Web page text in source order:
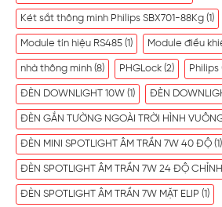
Két sắt thông minh Philips SBX701-88Kg (1)
Module tín hiệu RS485 (1) Module điều
nhà thông minh (8) PHGLock (2) Philips
ĐÈN DOWNLIGHT 10W (1) ĐÈN
ĐÈN GẮN TƯỜNG NGOÀI TRỜI HÌNH
ĐÈN MINI SPOTLIGHT ÂM TRẦN 7W 40 ĐỘ (1)
ĐÈN SPOTLIGHT ÂM TRẦN 7W 24 ĐỘ
ĐÈN SPOTLIGHT ÂM TRẦN 7W MẶT ELIP (1)